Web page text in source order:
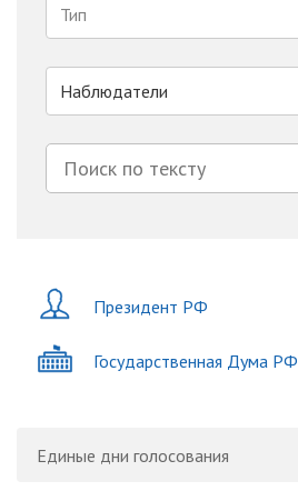
Тип
Наблюдатели
Президент РФ
Государственная Дума РФ
Единые дни голосования